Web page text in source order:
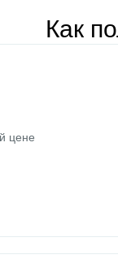
Как
цене